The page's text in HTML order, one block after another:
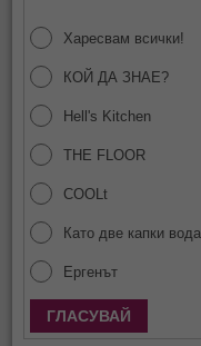
Харесвам всички!
КОЙ ДА ЗНАЕ?
Hell's Kitchen
THE FLOOR
COOLt
Като две капки вода
Ергенът